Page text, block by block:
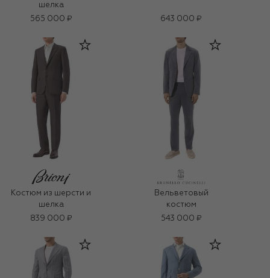
шелка
565 000 ₽
643 000 ₽
Костюм из шерсти и
шелка
839 000 ₽
Вельветовый
костюм
543 000 ₽